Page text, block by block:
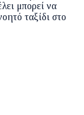
μπορεί να
ταξίδι στο